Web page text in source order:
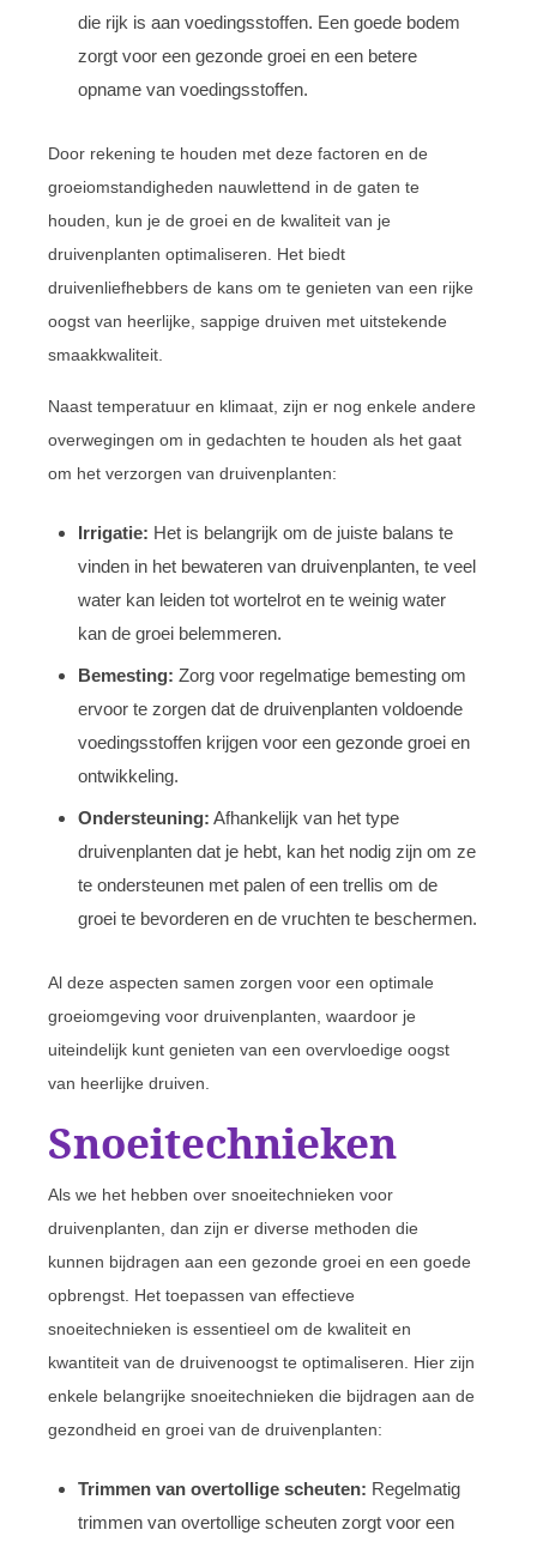
die rijk is aan voedingsstoffen. Een goede bodem
zorgt voor een gezonde groei en een betere
opname van voedingsstoffen.
Door rekening te houden met deze factoren en de
groeiomstandigheden nauwlettend in de gaten te
houden, kun je de groei en de kwaliteit van je
druivenplanten optimaliseren. Het biedt
druivenliefhebbers de kans om te genieten van een rijke
oogst van heerlijke, sappige druiven met uitstekende
smaakkwaliteit.
Naast temperatuur en klimaat, zijn er nog enkele andere
overwegingen om in gedachten te houden als het gaat
om het verzorgen van druivenplanten:
Irrigatie: Het is belangrijk om de juiste balans te
vinden in het bewateren van druivenplanten, te veel
water kan leiden tot wortelrot en te weinig water
kan de groei belemmeren.
Bemesting: Zorg voor regelmatige bemesting om
ervoor te zorgen dat de druivenplanten voldoende
voedingsstoffen krijgen voor een gezonde groei en
ontwikkeling.
Ondersteuning: Afhankelijk van het type
druivenplanten dat je hebt, kan het nodig zijn om ze
te ondersteunen met palen of een trellis om de
groei te bevorderen en de vruchten te beschermen.
Al deze aspecten samen zorgen voor een optimale
groeiomgeving voor druivenplanten, waardoor je
uiteindelijk kunt genieten van een overvloedige oogst
van heerlijke druiven.
Snoeitechnieken
Als we het hebben over snoeitechnieken voor
druivenplanten, dan zijn er diverse methoden die
kunnen bijdragen aan een gezonde groei en een goede
opbrengst. Het toepassen van effectieve
snoeitechnieken is essentieel om de kwaliteit en
kwantiteit van de druivenoogst te optimaliseren. Hier zijn
enkele belangrijke snoeitechnieken die bijdragen aan de
gezondheid en groei van de druivenplanten:
Trimmen van overtollige scheuten: Regelmatig
trimmen van overtollige scheuten zorgt voor een